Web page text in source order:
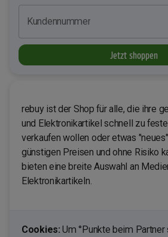
rebuy ist der Shop für alle, die ihre
und Elektronikartikel schnell zu
verkaufen wollen oder etwas
günstigen Preisen und ohne Risiko
bieten eine breite Auswahl an
Elektronikartikeln.
Cookies:Um °Punkte beim
Kundennummer
Jetzt shoppen